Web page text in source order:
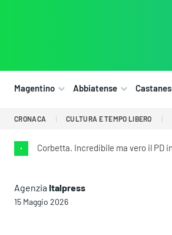
Magentino Abbiatense
CRONACA CULTURA E TEMPO LIBERO
• Corbetta. Incredibile ma vero il PD
Agenzia Italpress
15 Maggio 2026